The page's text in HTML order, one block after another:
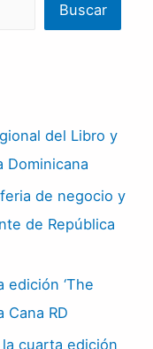
Buscar
del Libro y
Dominicana
de negocio y
de República
‘The
Cana RD
cuarta edición